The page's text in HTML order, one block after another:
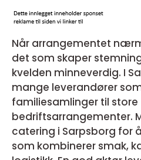
Når arrangementet
det som skaper
kvelden minneverdig. I
mange leverandører
familiesamlinger til store
bedriftsarrangementer.
catering i Sarpsborg for
som kombinerer smak,